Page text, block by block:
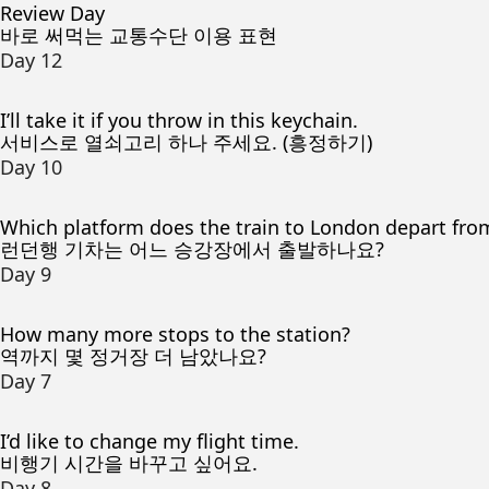
Review Day
바로 써먹는 교통수단 이용 표현
Day 12
I’ll take it if you throw in this keychain.
서비스로 열쇠고리 하나 주세요. (흥정하기)
Day 10
Which platform does the train to London depart
런던행 기차는 어느 승강장에서 출발하나요?
Day 9
How many more stops to the station?
역까지 몇 정거장 더 남았나요?
Day 7
I’d like to change my flight time.
비행기 시간을 바꾸고 싶어요.